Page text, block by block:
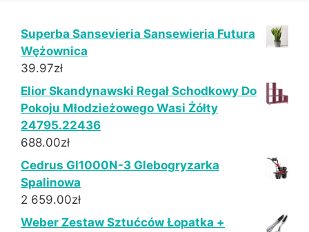
Superba Sansevieria Sansewieria Futura
Wężownica
39.97zł
Elior Skandynawski Regał Schodkowy Do
Pokoju Młodzieżowego Wasi Żółty
24795.22436
688.00zł
Cedrus Gl1000N-3 Glebogryzarka
Spalinowa
2 659.00zł
Weber Zestaw Sztućców Łopatka +